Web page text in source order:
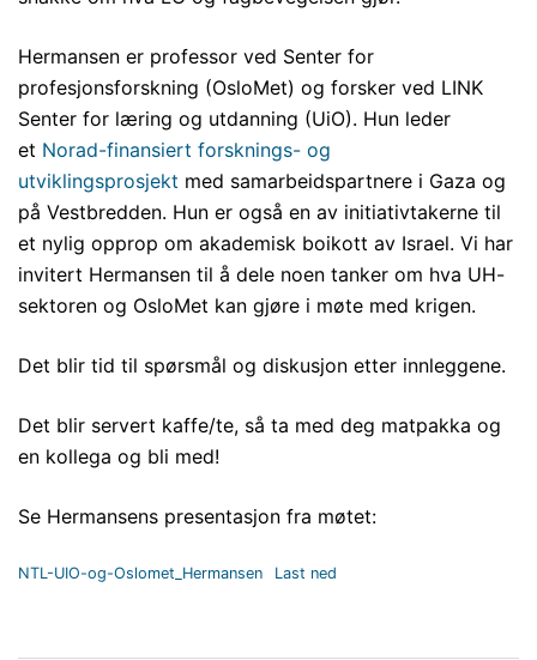
Hermansen er professor ved Senter for
profesjonsforskning (OsloMet) og forsker ved LINK
Senter for læring og utdanning (UiO). Hun leder
et Norad-finansiert forsknings- og
utviklingsprosjekt med samarbeidspartnere i Gaza og
på Vestbredden. Hun er også en av initiativtakerne til
et nylig opprop om akademisk boikott av Israel. Vi har
invitert Hermansen til å dele noen tanker om hva UH-
sektoren og OsloMet kan gjøre i møte med krigen.
Det blir tid til spørsmål og diskusjon etter innleggene.
Det blir servert kaffe/te, så ta med deg matpakka og
en kollega og bli med!
Se Hermansens presentasjon fra møtet:
NTL-UIO-og-Oslomet_Hermansen Last ned